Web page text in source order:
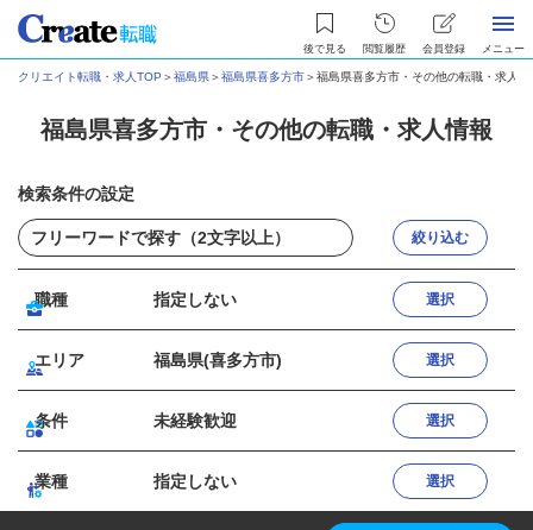
後で見る 閲覧履歴 会員登録 メニュー
クリエイト転職・求人TOP ＞福島県＞福島県喜多方市＞福島県喜多方市・その他の転職・求人情
福島県喜多方市・その他の転職・求人情報
検索条件の設定
絞り込む
職種 指定しない 選択
エリア 福島県(喜多方市) 選択
条件 未経験歓迎 選択
業種 指定しない 選択